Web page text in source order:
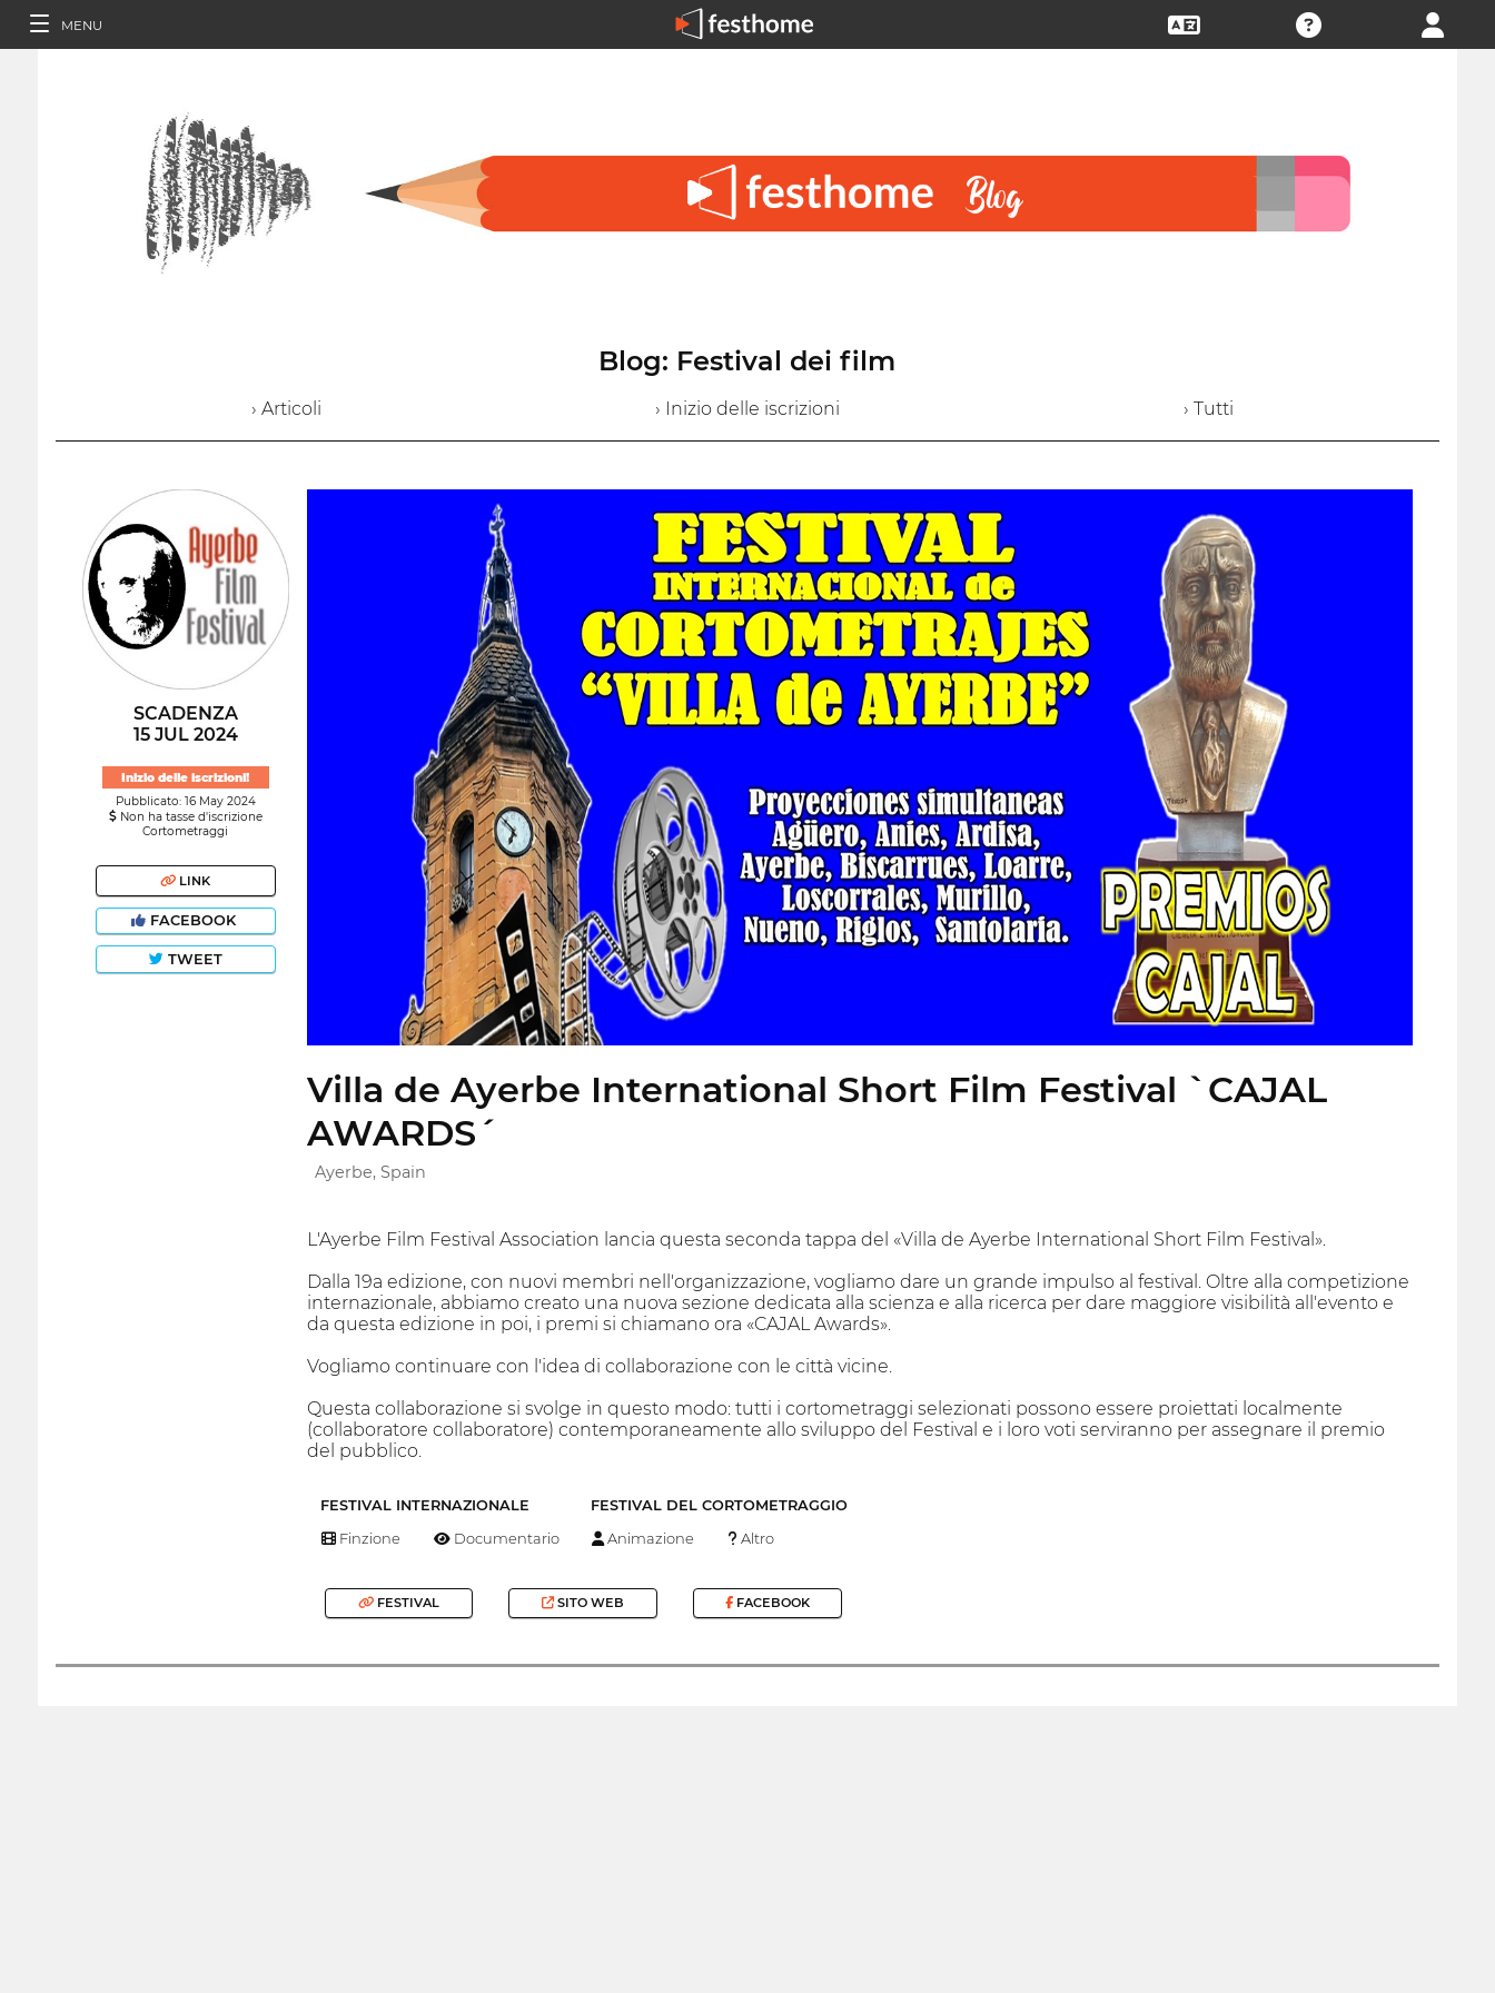
MENU
Blog: Festival dei film
› Articoli › Inizio delle iscrizioni › Tutti
SCADENZA
15 JUL 2024
Inizio delle iscrizioni!
Pubblicato: 16 May 2024
Non ha tasse d'iscrizione
Cortometraggi
LINK
FACEBOOK
TWEET
Villa de Ayerbe International Short Film Festival `CAJAL
AWARDS´
Ayerbe, Spain
L'Ayerbe Film Festival Association lancia questa seconda tappa del «Villa de Ayerbe International Short Film Festival».
Dalla 19a edizione, con nuovi membri nell'organizzazione, vogliamo dare un grande impulso al festival. Oltre alla competizione
internazionale, abbiamo creato una nuova sezione dedicata alla scienza e alla ricerca per dare maggiore visibilità all'evento e
da questa edizione in poi, i premi si chiamano ora «CAJAL Awards».
Vogliamo continuare con l'idea di collaborazione con le città vicine.
Questa collaborazione si svolge in questo modo: tutti i cortometraggi selezionati possono essere proiettati localmente
(collaboratore collaboratore) contemporaneamente allo sviluppo del Festival e i loro voti serviranno per assegnare il premio
del pubblico.
FESTIVAL INTERNAZIONALE FESTIVAL DEL CORTOMETRAGGIO
Finzione Documentario Animazione Altro
FESTIVAL SITO WEB FACEBOOK